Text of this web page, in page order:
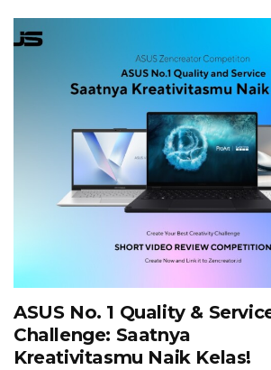
ASUS No. 1 Quality &
Challenge: Saatnya
Kreativitasmu Naik Kelas!